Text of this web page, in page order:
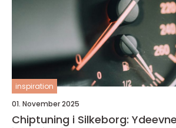
inspiration
01. November 2025
Chiptuning i Silkeborg: